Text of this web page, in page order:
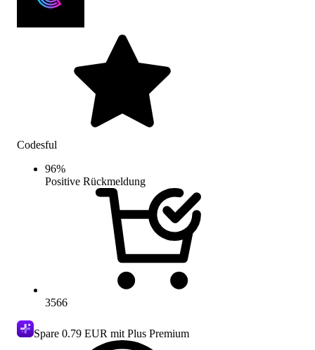
Codesful
96%
Positive Rückmeldung
3566
Spare 0.79 EUR mit Plus Premium